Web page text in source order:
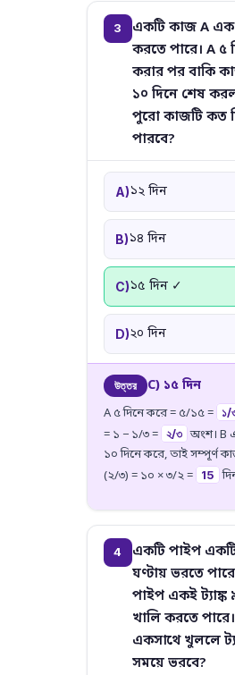
3
একটি কাজ A
করতে পারে। A ৫
করার পর বাকি
১০ দিনে শেষ
পুরো কাজটি কত
পারবে?
A)১২ দিন
B)১৪ দিন
C)১৫ দিন ✓
D)২০ দিন
উত্তর C) ১৫ দিন
A ৫ দিনে করে = ৫/১৫ = ১/
= ১ − ১/৩ = ২/৩ অংশ। B
১০ দিনে করে, তাই সম্পূর্ণ
(২/৩) = ১০ × ৩/২ =
15
4
একটি পাইপ একটি
ঘণ্টায় ভরতে
পাইপ একই ট্যাঙ্ক
খালি করতে
একসাথে খুললে
সময়ে ভরবে?